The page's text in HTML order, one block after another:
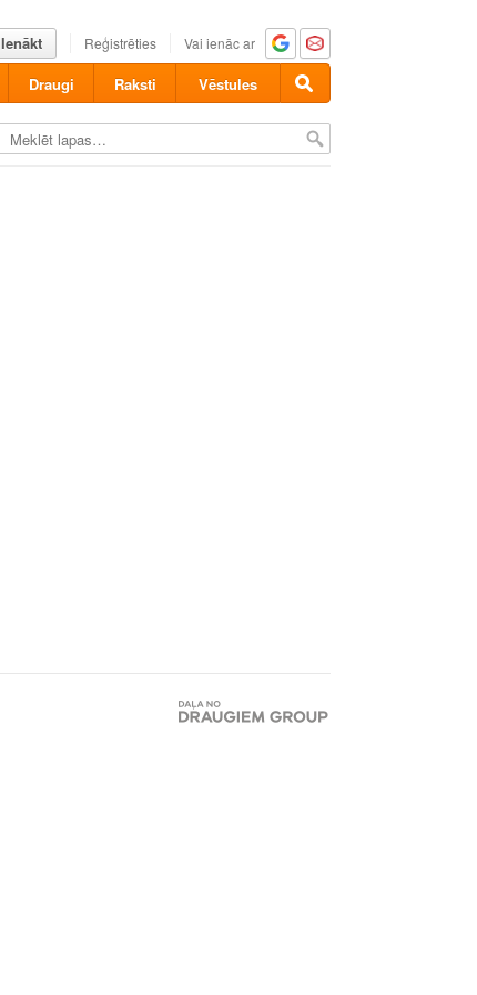
Ienākt Reģistrēties Vai ienāc ar
Draugi Raksti Vēstules